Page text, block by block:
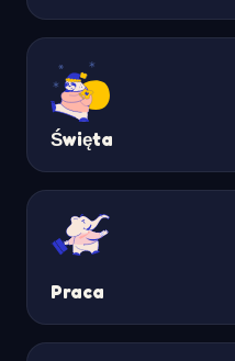
Święta
Praca